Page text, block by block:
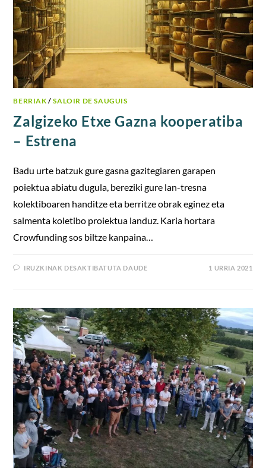
BERRIAK /SALOIR DE SAUGUIS
Zalgizeko Etxe Gazna kooperatiba
– Estrena
Badu urte batzuk gure gasna gazitegiaren garapen
poiektua abiatu dugula, bereziki gure lan-tresna
kolektiboaren handitze eta berritze obrak eginez eta
salmenta koletibo proiektua landuz. Karia hortara
Crowfunding sos biltze kanpaina…
IRUZKINAK DESAKTIBATUTA DAUDE 1 URRIA 2021